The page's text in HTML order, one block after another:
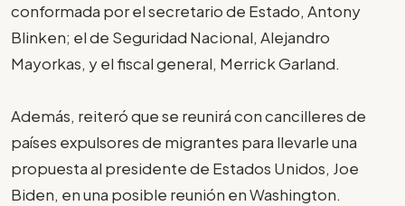
conformada por el secretario de Estado, Antony
Blinken; el de Seguridad Nacional, Alejandro
Mayorkas, y el fiscal general, Merrick Garland.
Además, reiteró que se reunirá con cancilleres de
países expulsores de migrantes para llevarle una
propuesta al presidente de Estados Unidos, Joe
Biden, en una posible reunión en Washington.